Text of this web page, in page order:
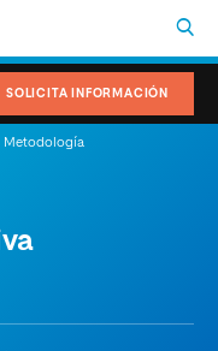
SOLICITA INFORMACIÓN
Metodología